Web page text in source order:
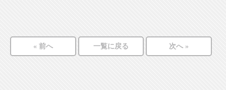
« 前へ 一覧に戻る 次へ »